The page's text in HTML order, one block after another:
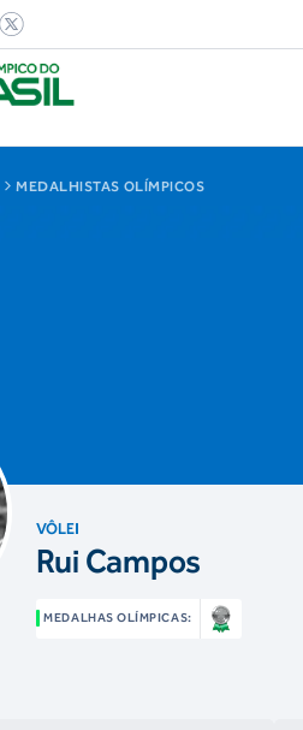
MEDALHISTAS OLÍMPICOS
VÔLEI
Rui Campos
MEDALHAS OLÍMPICAS: